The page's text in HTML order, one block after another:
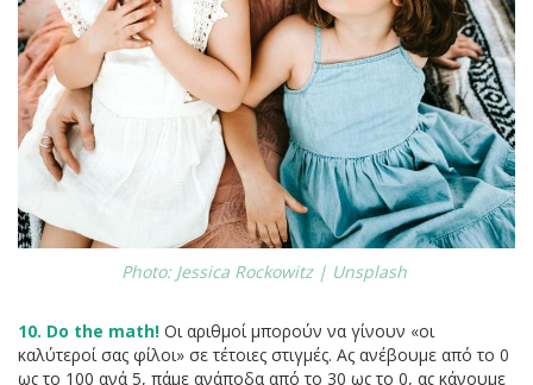
Photo: Jessica Rockowitz | Unsplash
10. Do the math! Οι αριθμοί μπορούν να γίνουν «οι
καλύτεροί σας φίλοι» σε τέτοιες στιγμές. Ας ανέβουμε από το 0
ως το 100 ανά 5, πάμε ανάποδα από το 30 ως το 0, ας κάνουμε